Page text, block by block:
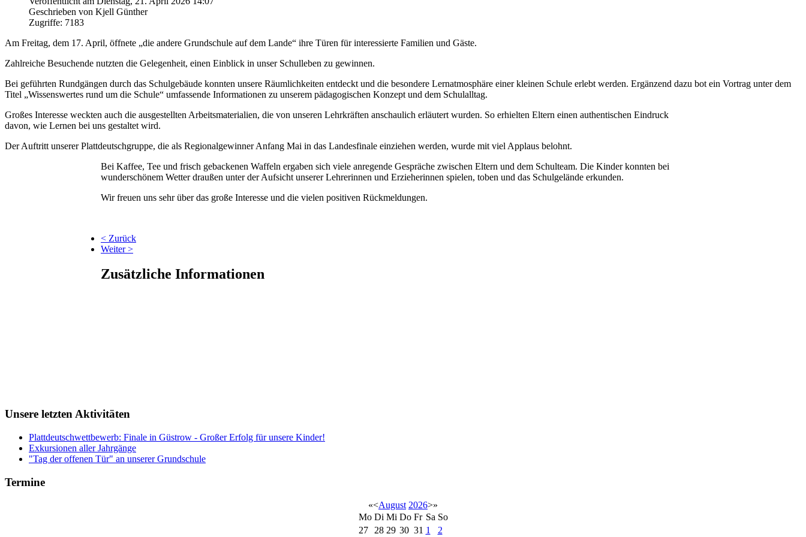
Geschrieben von Kjell Günther
Zugriffe: 7183
Am Freitag, dem 17. April, öffnete „die andere Grundschule auf dem Lande“ ihre Türen für interessierte Familien und Gäste.
Zahlreiche Besuchende nutzten die Gelegenheit, einen Einblick in unser Schulleben zu gewinnen.
Bei geführten Rundgängen durch das Schulgebäude konnten unsere Räumlichkeiten entdeckt und die besondere Lernatmosphäre einer kleinen Schule erlebt werden. Ergänzend dazu bot ein Vortrag unter dem
Titel „Wissenswertes rund um die Schule“ umfassende Informationen zu unserem pädagogischen Konzept und dem Schulalltag.
Großes Interesse weckten auch die ausgestellten Arbeitsmaterialien, die von unseren Lehrkräften anschaulich erläutert wurden. So erhielten Eltern einen authentischen Eindruck
davon, wie Lernen bei uns gestaltet wird.
Der Auftritt unserer Plattdeutschgruppe, die als Regionalgewinner Anfang Mai in das Landesfinale einziehen werden, wurde mit viel Applaus belohnt.
Bei Kaffee, Tee und frisch gebackenen Waffeln ergaben sich viele anregende Gespräche zwischen Eltern und dem Schulteam. Die Kinder konnten bei
wunderschönem Wetter draußen unter der Aufsicht unserer Lehrerinnen und Erzieherinnen spielen, toben und das Schulgelände erkunden.
Wir freuen uns sehr über das große Interesse und die vielen positiven Rückmeldungen.
< Zurück
Weiter >
Zusätzliche Informationen
Unsere letzten Aktivitäten
Plattdeutschwettbewerb: Finale in Güstrow - Großer Erfolg für unsere Kinder!
Exkursionen aller Jahrgänge
"Tag der offenen Tür" an unserer Grundschule
Termine
«<August 2026>»
Mo Di Mi Do Fr Sa So
27
28 29 30 31 1 2